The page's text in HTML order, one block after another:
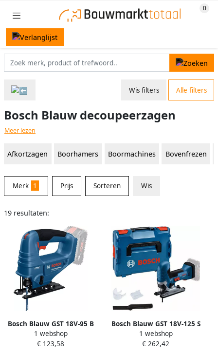
Wis filters Alle filters
Bosch Blauw decoupeerzagen
Meer lezen
Afkortzagen Boorhamers Boormachines Bovenfrezen
Merk 1 Prijs Sorteren Wis
19 resultaten:
Bosch Blauw GST 18V-95 B
Accu decoupeerzaag |
Exclusief Accu en Lader
1 webshop
€ 123,58
Bosch Blauw GST 18V-125 S
Professional | Accu
Decoupeerzaag | Zonder
1 webshop
€ 262,42